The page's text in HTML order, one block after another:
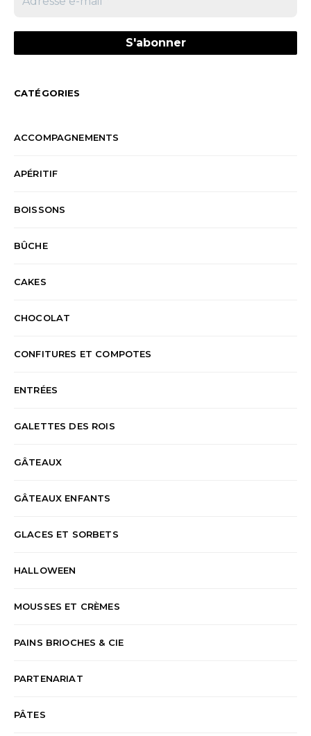
CATÉGORIES
ACCOMPAGNEMENTS
APÉRITIF
BOISSONS
BÛCHE
CAKES
CHOCOLAT
CONFITURES ET COMPOTES
ENTRÉES
GALETTES DES ROIS
GÂTEAUX
GÂTEAUX ENFANTS
GLACES ET SORBETS
HALLOWEEN
MOUSSES ET CRÈMES
PAINS BRIOCHES & CIE
PARTENARIAT
PÂTES